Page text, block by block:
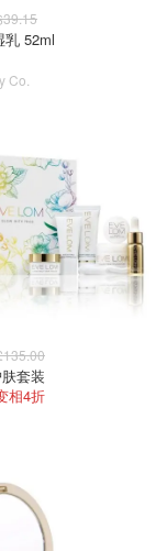
乳 52ml
Co.
套装
相4折